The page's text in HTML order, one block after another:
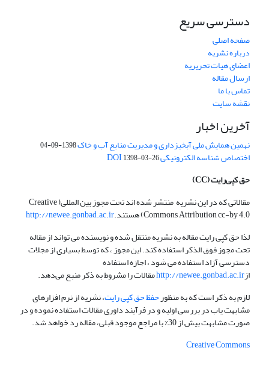
دسترسی سریع
صفحه اصلی
درباره نشریه
اعضای هیات تحریریه
ارسال مقاله
تماس با ما
نقشه سایت
آخرین اخبار
نهمین همایش ملی آبخیزداری و مدیریت منابع آب و خاک1398-09-04
اختصاص شناسه الکترونیکی DOI1398-03-26
حق کپی‌رایت(CC)
مقالاتی که در این نشریه منتشر شده اند تحت مجوز بین المللی( Creative
Commons Attribution cc-by 4.0) هستند.
http://newee.gonbad.ac.ir
لذا حق کپی رایت مقاله به نشریه منتقل شده و نویسنده می تواند از مقاله
تحت مجوز فوق الذکر استفاده کند. این مجوز ، که توسط بسیاری از مجلات
دسترسی آزاد استفاده می شود ، اجازه استفاده
ازhttp://newee.gonbad.ac.irمقالات را مشروط به ذکر منبع می‌دهد.
لازم به ذکر است که به منظورحفظ حق کپی رایت، نشریه از نرم افزارهای
مشابهت یاب در بررسی اولیه و در فرآیند داوری مقالات استفاده نموده و در
صورت مشابهت بیش از 30% با مراجع موجود قبلی، مقاله رد خواهد شد.
Creative Commons